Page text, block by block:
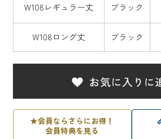
W108レギュラー丈 ブラック
W108ロング丈 ブラック
★会員ならさらにお得！
会員特典を見る